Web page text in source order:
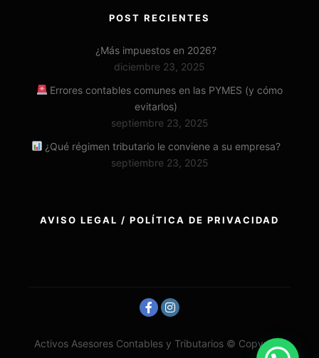
POST RECIENTES
¿Más impuestos en 2026?
diciembre 23, 2025
Errores contables comunes en las PYMES (y cómo
evitarlos)
septiembre 23, 2025
¿Qué régimen tributario le conviene a su empresa?
septiembre 23, 2025
AVISO LEGAL / POLÍTICA DE PRIVACIDAD
Activos Asesores Contables y Tributarios © Copyright